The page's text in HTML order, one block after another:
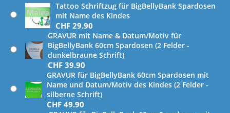
Tattoo Schriftzug für BigBellyBank Spardosen
mit Name des Kindes
CHF 29.90
GRAVUR mit Name & Datum/Motiv für
BigBellyBank 60cm Spardosen (2 Felder -
dunkelbraune Schrift)
CHF 39.90
GRAVUR für BigBellyBank 60cm Spardosen mit
Name und Datum/Motiv des Kindes (2 Felder -
silberne Schrift)
CHF 49.90